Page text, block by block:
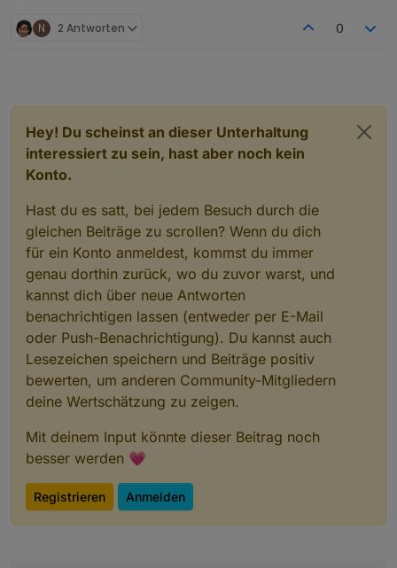
N 2 Antworten 0
Hey! Du scheinst an dieser Unterhaltung
interessiert zu sein, hast aber noch kein
Konto.
Hast du es satt, bei jedem Besuch durch die
gleichen Beiträge zu scrollen? Wenn du dich
für ein Konto anmeldest, kommst du immer
genau dorthin zurück, wo du zuvor warst, und
kannst dich über neue Antworten
benachrichtigen lassen (entweder per E-Mail
oder Push-Benachrichtigung). Du kannst auch
Lesezeichen speichern und Beiträge positiv
bewerten, um anderen Community-Mitgliedern
deine Wertschätzung zu zeigen.
Mit deinem Input könnte dieser Beitrag noch
besser werden 💗
Registrieren Anmelden